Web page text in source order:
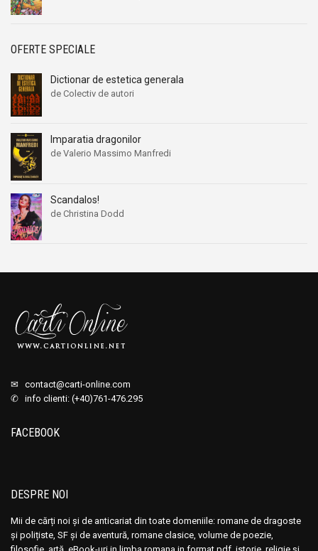
OFERTE SPECIALE
Dictionar de estetica generala
de Colectiv de autori
Imparatia dragonilor
de Valerio Massimo Manfredi
Scandalos!
de Christina Dodd
✉ contact@carti-online.com
✆ info clienti: (+40)761-476.295
FACEBOOK
DESPRE NOI
Mii de cărți noi și de anticariat din toate domeniile: romane de dragoste
și polițiste, SF și de aventură, romane clasice, volume de poezie,